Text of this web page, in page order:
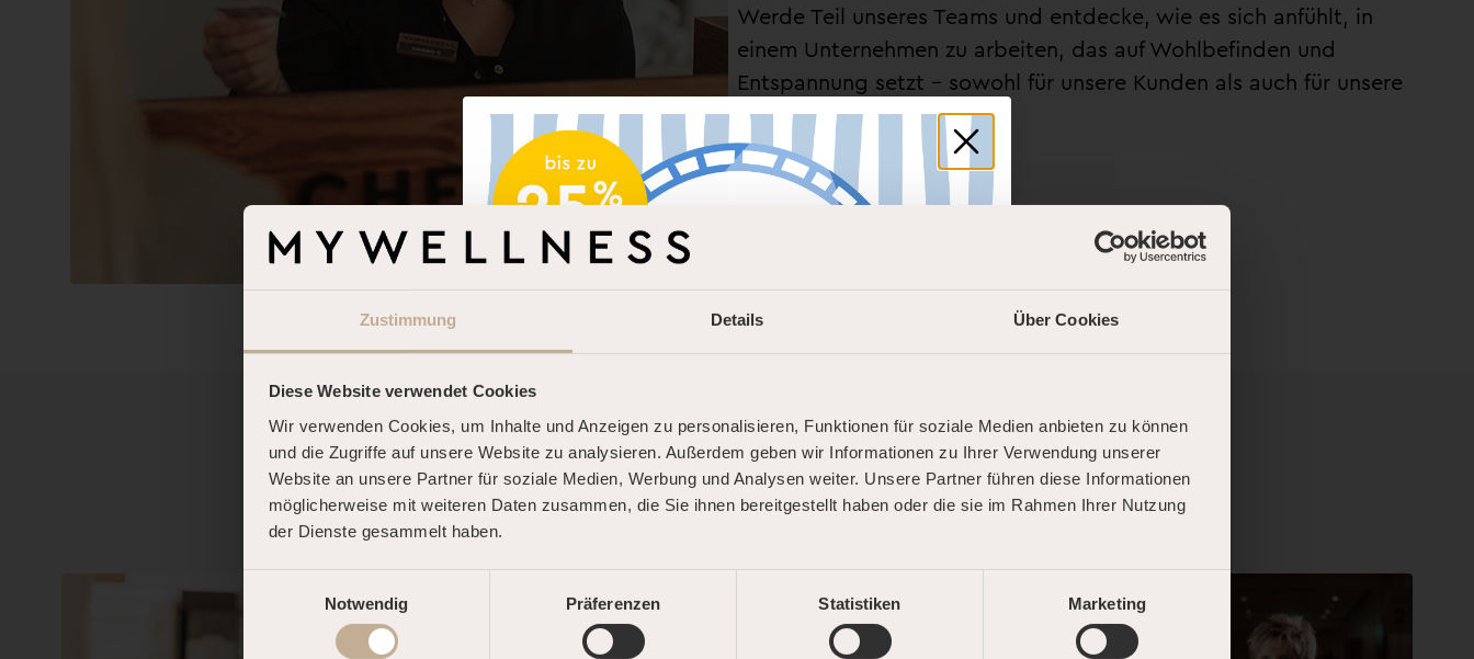
Zustimmung Details Über Cookies
Diese Website verwendet Cookies
Wir verwenden Cookies, um Inhalte und Anzeigen zu personalisieren, Funktionen für soziale Medien anbieten zu können
und die Zugriffe auf unsere Website zu analysieren. Außerdem geben wir Informationen zu Ihrer Verwendung unserer
Website an unsere Partner für soziale Medien, Werbung und Analysen weiter. Unsere Partner führen diese Informationen
möglicherweise mit weiteren Daten zusammen, die Sie ihnen bereitgestellt haben oder die sie im Rahmen Ihrer Nutzung
der Dienste gesammelt haben.
Notwendig
Präferenzen Statistiken Marketing
Werde Teil unseres Teams und entdecke, wie es sich anfühlt, in
einem Unternehmen zu arbeiten, das auf Wohlbefinden und
Entspannung setzt – sowohl für unsere Kunden als auch für unsere
Mitarbeiter.
Werde Teil der Crew
Be part of the crew
DOLCE FAR NIENTE.
DEINE SOMMER-AUSZEIT.
Summer Road – mit bis zu 25 % Rabatt!* Je
öfter Du kommst, desto mehr sparst Du. Dein
erster Code wartet schon auf Dich.